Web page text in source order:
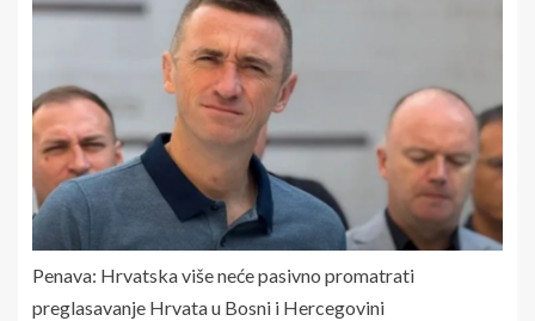
Penava: Hrvatska više neće pasivno promatrati
preglasavanje Hrvata u Bosni i Hercegovini